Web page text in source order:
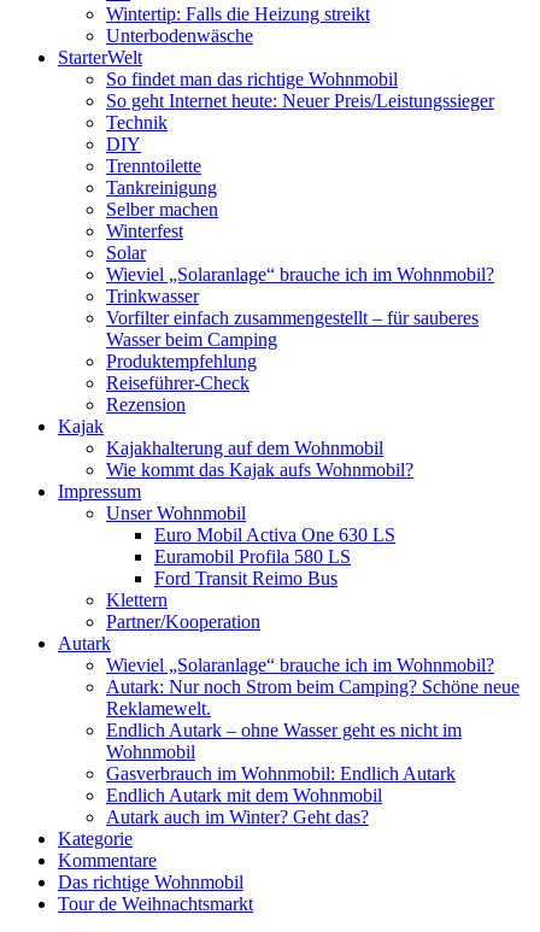
Wintertip: Falls die Heizung streikt
Unterbodenwäsche
StarterWelt
So findet man das richtige Wohnmobil
So geht Internet heute: Neuer Preis/Leistungssieger
Technik
DIY
Trenntoilette
Tankreinigung
Selber machen
Winterfest
Solar
Wieviel „Solaranlage“ brauche ich im Wohnmobil?
Trinkwasser
Vorfilter einfach zusammengestellt – für sauberes
Wasser beim Camping
Produktempfehlung
Reiseführer-Check
Rezension
Kajak
Kajakhalterung auf dem Wohnmobil
Wie kommt das Kajak aufs Wohnmobil?
Impressum
Unser Wohnmobil
Euro Mobil Activa One 630 LS
Euramobil Profila 580 LS
Ford Transit Reimo Bus
Klettern
Partner/Kooperation
Autark
Wieviel „Solaranlage“ brauche ich im Wohnmobil?
Autark: Nur noch Strom beim Camping? Schöne neue
Reklamewelt.
Endlich Autark – ohne Wasser geht es nicht im
Wohnmobil
Gasverbrauch im Wohnmobil: Endlich Autark
Endlich Autark mit dem Wohnmobil
Autark auch im Winter? Geht das?
Kategorie
Kommentare
Das richtige Wohnmobil
Tour de Weihnachtsmarkt